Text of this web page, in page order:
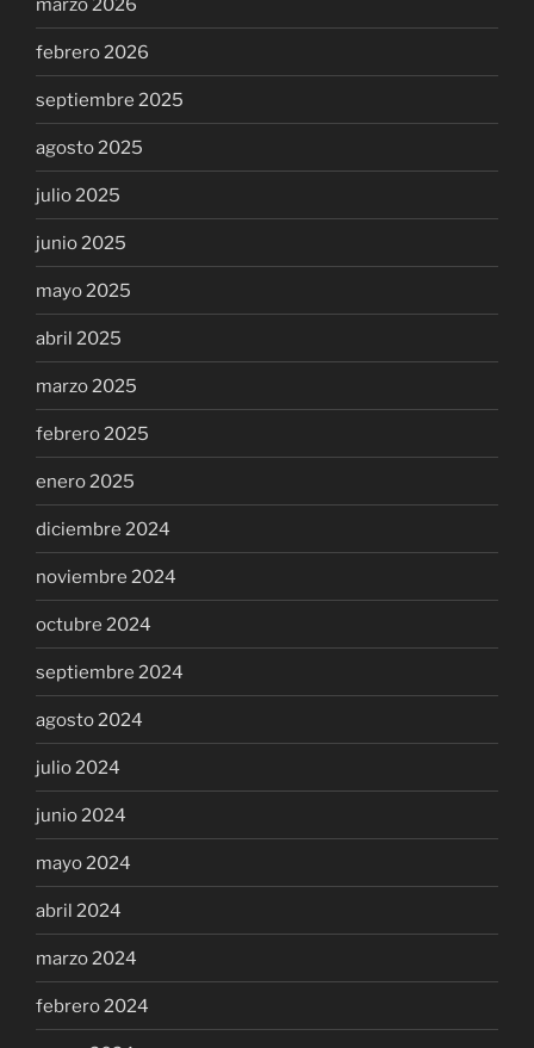
febrero 2026
septiembre 2025
agosto 2025
julio 2025
junio 2025
mayo 2025
abril 2025
marzo 2025
febrero 2025
enero 2025
diciembre 2024
noviembre 2024
octubre 2024
septiembre 2024
agosto 2024
julio 2024
junio 2024
mayo 2024
abril 2024
marzo 2024
febrero 2024